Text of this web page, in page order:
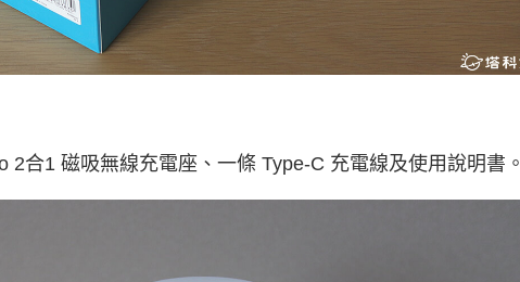
2合1 磁吸無線充電座、一條 Type-C 充電線及使用說明書。